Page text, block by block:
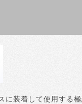
に装着して使用する